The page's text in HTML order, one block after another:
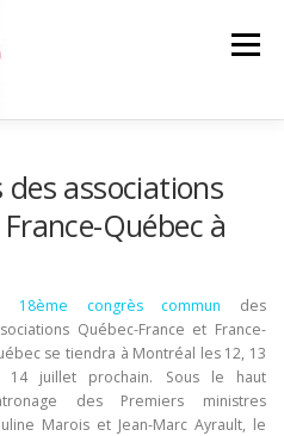
Menu
des associations
Québec à
18ème congrès commun des
Québec-France et France-
se tiendra à Montréal les 12, 13
14 juillet prochain. Sous le haut
des Premiers ministres
Marois et Jean-Marc Ayrault, le